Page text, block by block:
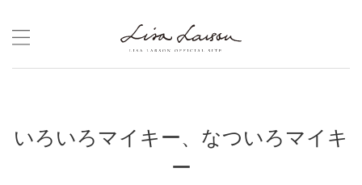
content
いろいろマイキー、なついろマイキ
ー